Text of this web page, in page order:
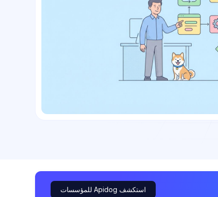
استكشف Apidog للمؤسسات